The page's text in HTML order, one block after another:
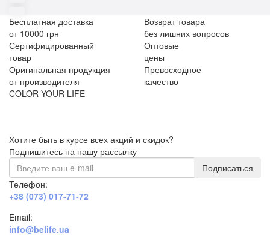
Бесплатная доставка
от 10000 грн
Возврат товара
без лишних вопросов
Сертифицированный
товар
Оптовые
цены
Оригинальная продукция
от производителя
Превосходное
качество
COLOR YOUR LIFE
Хотите быть в курсе всех акций и скидок?
Подпишитесь на нашу рассылку
Подписаться
Телефон:
+38 (073) 017-71-72
Email:
info@belife.ua